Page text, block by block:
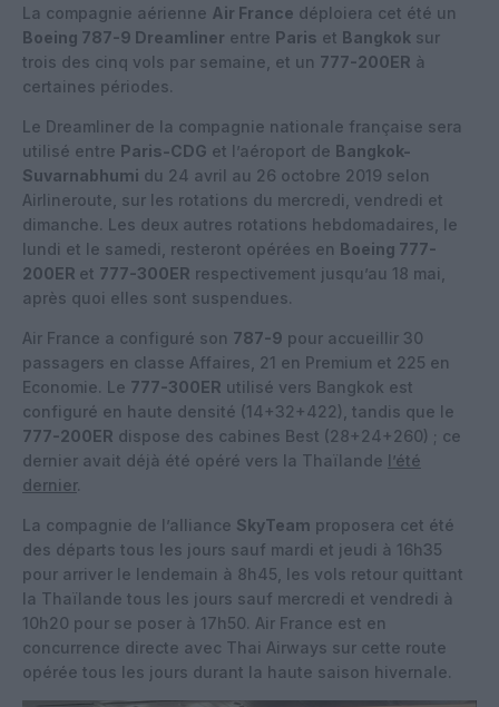
La compagnie aérienne Air France déploiera cet été un
Boeing 787-9 Dreamliner entre Paris et Bangkok sur
trois des cinq vols par semaine, et un 777-200ER à
certaines périodes.
Le Dreamliner de la compagnie nationale française sera
utilisé entre Paris-CDG et l’aéroport de Bangkok-
Suvarnabhumi du 24 avril au 26 octobre 2019 selon
Airlineroute, sur les rotations du mercredi, vendredi et
dimanche. Les deux autres rotations hebdomadaires, le
lundi et le samedi, resteront opérées en Boeing 777-
200ER et 777-300ER respectivement jusqu’au 18 mai,
après quoi elles sont suspendues.
Air France a configuré son 787-9 pour accueillir 30
passagers en classe Affaires, 21 en Premium et 225 en
Economie. Le 777-300ER utilisé vers Bangkok est
configuré en haute densité (14+32+422), tandis que le
777-200ER dispose des cabines Best (28+24+260) ; ce
dernier avait déjà été opéré vers la Thaïlande l’été
dernier.
La compagnie de l’alliance SkyTeam proposera cet été
des départs tous les jours sauf mardi et jeudi à 16h35
pour arriver le lendemain à 8h45, les vols retour quittant
la Thaïlande tous les jours sauf mercredi et vendredi à
10h20 pour se poser à 17h50. Air France est en
concurrence directe avec Thai Airways sur cette route
opérée tous les jours durant la haute saison hivernale.